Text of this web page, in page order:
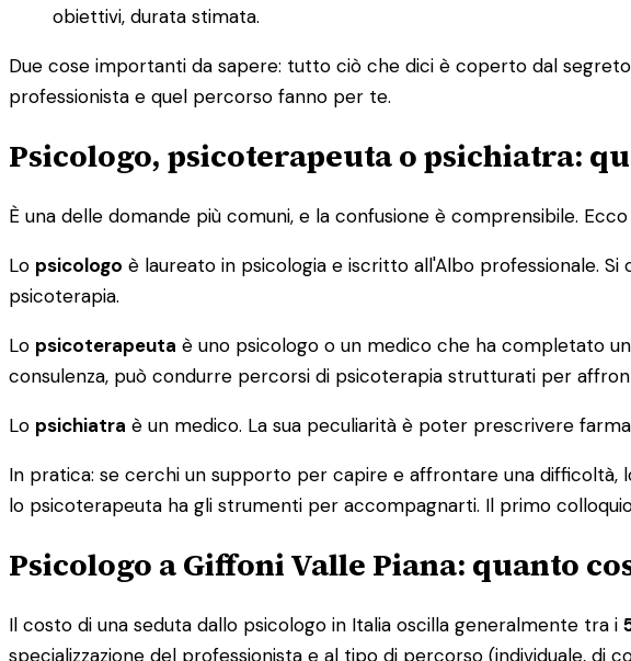
obiettivi, durata stimata.
Due cose importanti da sapere: tutto ciò che dici è coperto dal
professionista e quel percorso fanno per te.
Psicologo, psicoterapeuta o psichiatra:
È una delle domande più comuni, e la confusione è comprensibile.
Lo psicologo è laureato in psicologia e iscritto all'Albo professionale.
psicoterapia.
Lo psicoterapeuta è uno psicologo o un medico che ha completato
consulenza, può condurre percorsi di psicoterapia strutturati per
Lo psichiatra è un medico. La sua peculiarità è poter prescrivere
In pratica: se cerchi un supporto per capire e affrontare una difficoltà,
lo psicoterapeuta ha gli strumenti per accompagnarti. Il primo
Psicologo a Giffoni Valle Piana: quanto
Il costo di una seduta dallo psicologo in Italia oscilla generalmente tra i
specializzazione del professionista e al tipo di percorso (individuale, di